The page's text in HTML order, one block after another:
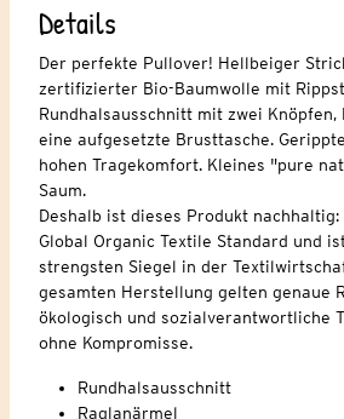
Details
Der perfekte Pullover! Hellbeiger
zertifizierter Bio-Baumwolle mit
Rundhalsausschnitt mit zwei Knöpfen,
eine aufgesetzte Brusttasche.
hohen Tragekomfort. Kleines "pure
Saum.
Deshalb ist dieses Produkt nachhaltig:
Global Organic Textile Standard und
strengsten Siegel in der
gesamten Herstellung gelten genaue
ökologisch und sozialverantwortliche
ohne Kompromisse.
Rundhalsausschnitt
Raglanärmel